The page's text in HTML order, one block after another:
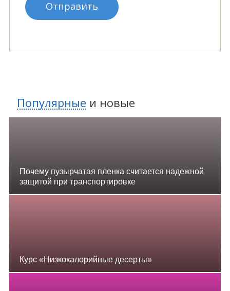
Популярные и новые
Почему пузырчатая пленка считается надежной
защитой при транспортировке
Курс «Низкокалорийные десерты»